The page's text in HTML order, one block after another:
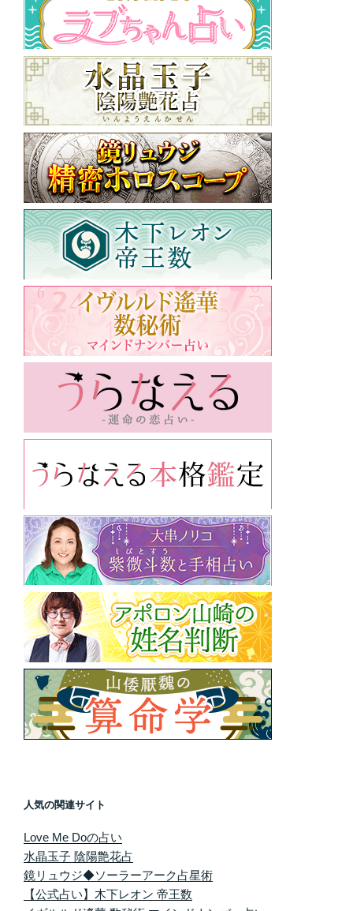
人気の関連サイト
Love Me Doの占い
水晶玉子 陰陽艶花占
鏡リュウジ◆ソーラーアーク占星術
【公式占い】木下レオン 帝王数